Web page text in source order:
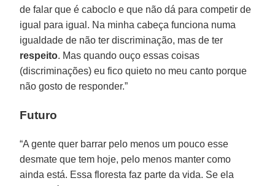
de falar que é caboclo e que não dá para competir de
igual para igual. Na minha cabeça funciona numa
igualdade de não ter discriminação, mas de ter
respeito. Mas quando ouço essas coisas
(discriminações) eu fico quieto no meu canto porque
não gosto de responder.”
Futuro
“A gente quer barrar pelo menos um pouco esse
desmate que tem hoje, pelo menos manter como
ainda está. Essa floresta faz parte da vida. Se ela